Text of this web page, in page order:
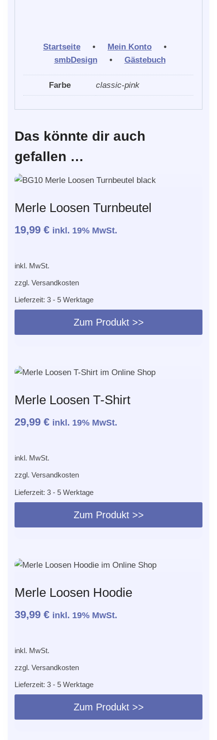
Startseite • Mein Konto •
smbDesign• Gästebuch
Farbe classic-pink
Das könnte dir auch
gefallen …
Merle Loosen Turnbeutel
19,99€ inkl. 19% MwSt.
inkl. MwSt.
zzgl.Versandkosten
Lieferzeit:3 - 5 Werktage
Zum Produkt >>
weist
Varianten
auf.
Die
auf
der
gewählt
Merle Loosen T-Shirt
29,99€ inkl. 19% MwSt.
inkl. MwSt.
zzgl.Versandkosten
Lieferzeit:3 - 5 Werktage
Zum Produkt >>
weist
Varianten
auf.
Die
auf
der
Merle Loosen Hoodie
39,99€ inkl. 19% MwSt.
inkl. MwSt.
zzgl.Versandkosten
Lieferzeit:3 - 5 Werktage
Zum Produkt >>